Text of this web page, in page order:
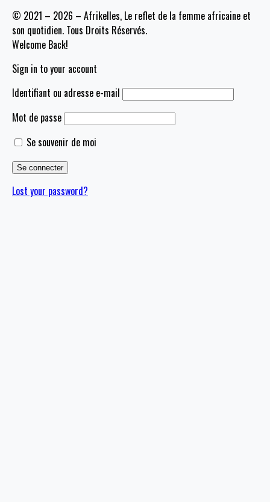
© 2021 – 2026 – Afrikelles, Le reflet de la femme africaine et
son quotidien. Tous Droits Réservés.
Welcome Back!
Sign in to your account
Identifiant ou adresse e-mail
Mot de passe
Se souvenir de moi
Lost your password?